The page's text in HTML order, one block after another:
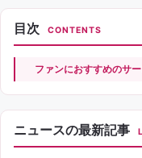
目次 CONTENTS
ファンにおすすめのサ
ニュースの最新記事